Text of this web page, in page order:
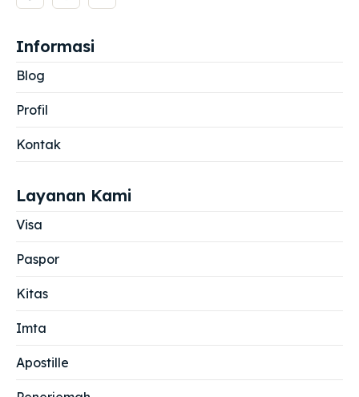
Informasi
Blog
Profil
Kontak
Layanan Kami
Visa
Paspor
Kitas
Imta
Apostille